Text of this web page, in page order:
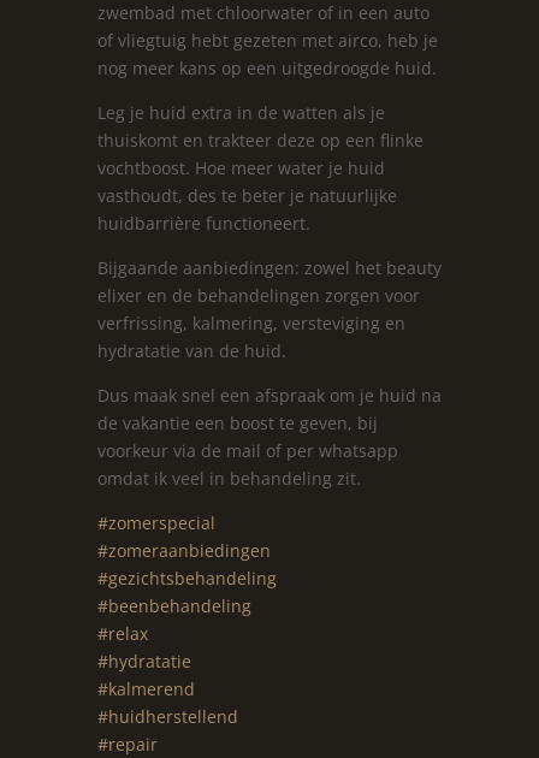
zwembad met chloorwater of in een auto
of vliegtuig hebt gezeten met airco, heb je
nog meer kans op een uitgedroogde huid.
Leg je huid extra in de watten als je
thuiskomt en trakteer deze op een flinke
vochtboost. Hoe meer water je huid
vasthoudt, des te beter je natuurlijke
huidbarrière functioneert.
Bijgaande aanbiedingen: zowel het beauty
elixer en de behandelingen zorgen voor
verfrissing, kalmering, versteviging en
hydratatie van de huid.
Dus maak snel een afspraak om je huid na
de vakantie een boost te geven, bij
voorkeur via de mail of per whatsapp
omdat ik veel in behandeling zit.
#zomerspecial
#zomeraanbiedingen
#gezichtsbehandeling
#beenbehandeling
#relax
#hydratatie
#kalmerend
#huidherstellend
#repair